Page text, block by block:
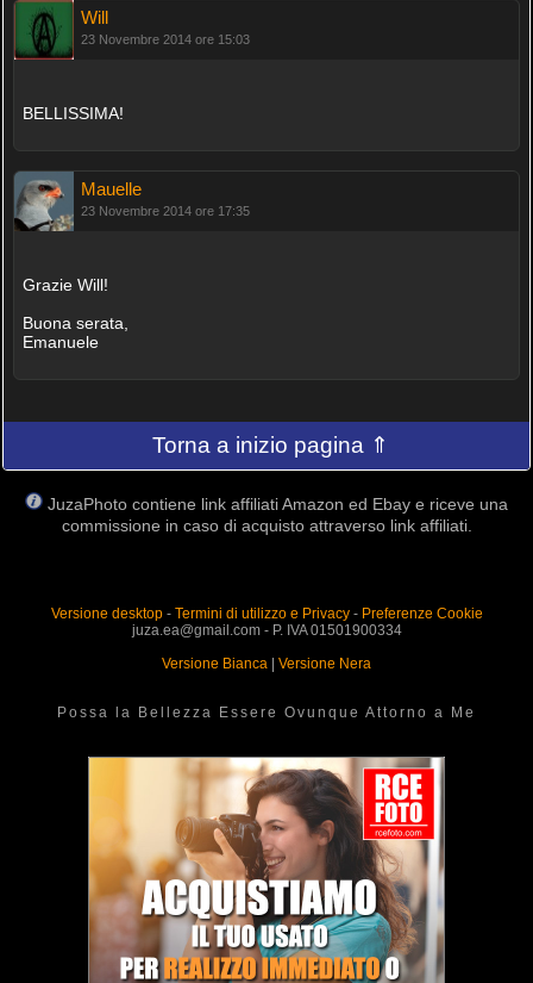
Will
23 Novembre 2014 ore 15:03
BELLISSIMA!
Mauelle
23 Novembre 2014 ore 17:35
Grazie Will!
Buona serata,
Emanuele
Torna a inizio pagina ⇑
JuzaPhoto contiene link affiliati Amazon ed Ebay e riceve una
commissione in caso di acquisto attraverso link affiliati.
Versione desktop- Termini di utilizzo e Privacy- Preferenze Cookie
juza.ea@gmail.com - P. IVA 01501900334
Versione Bianca
Versione Nera
Possa la Bellezza Essere Ovunque Attorno a Me